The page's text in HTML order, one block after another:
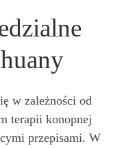
w zależności od
terapii konopnej
przepisami. W